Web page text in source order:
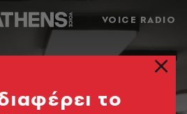
VOICE RADIO
το